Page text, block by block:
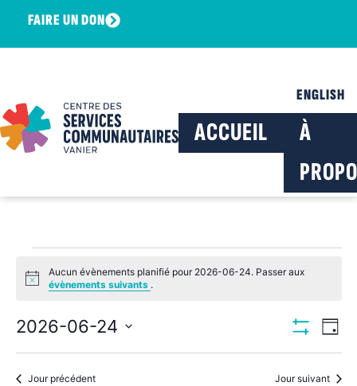
FAIRE UN DON
ENGLISH
ACCUEIL
À
Notice
Aucun évènements planifié pour 2026-06-24. Passer aux
évènements suivants .
parde
Jour
2026-06-24
une
date.Jour précédent Jour suivant